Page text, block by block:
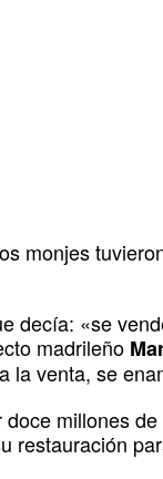
monjes
decía: «se
madrileño
la venta, se
millones
restauración